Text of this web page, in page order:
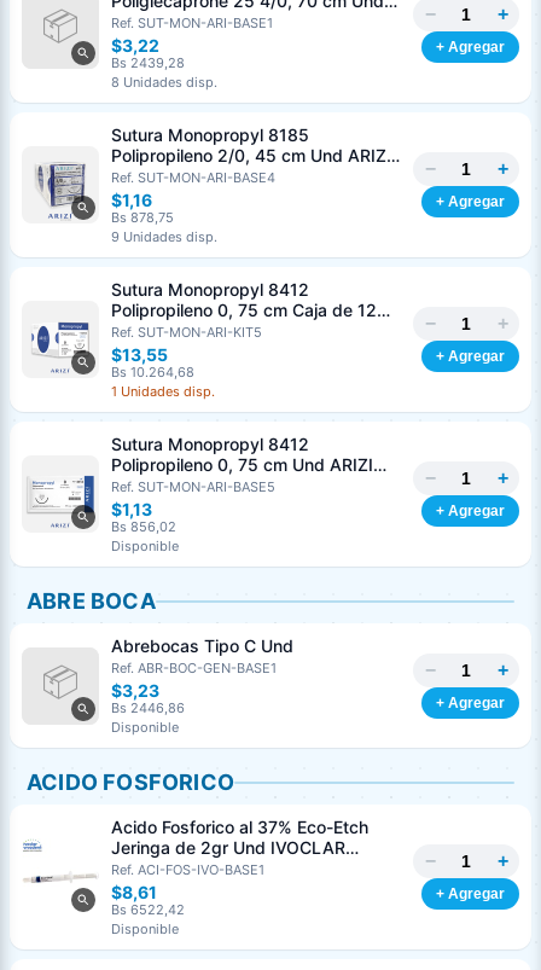
ARIZI Aguja de 3/8 Corte inverso 19
mm
Ref. SUT-MON-ARI-BASE1
$3,22
Bs 2439,28
8 Unidades disp.
− +
+ Agregar
Sutura Monopropyl 8185
Polipropileno 2/0, 45 cm Und ARIZI
Aguja de 3/8 Corte Inverso 26 mm
Ref. SUT-MON-ARI-BASE4
$1,16
Bs 878,75
9 Unidades disp.
− +
+ Agregar
Sutura Monopropyl 8412
Polipropileno 0, 75 cm Caja de 12
Unds ARIZI Aguja de 1/2 Circulo
Punta Conica 26 mm
Ref. SUT-MON-ARI-KIT5
$13,55
Bs 10.264,68
1 Unidades disp.
− +
+ Agregar
Sutura Monopropyl 8412
Polipropileno 0, 75 cm Und ARIZI
Aguja de 1/2 Circulo Punta Conica
26 mm
Ref. SUT-MON-ARI-BASE5
$1,13
Bs 856,02
Disponible
− +
+ Agregar
ABRE BOCA
Abrebocas Tipo C Und
Ref. ABR-BOC-GEN-BASE1
$3,23
Bs 2446,86
Disponible
− +
+ Agregar
ACIDO FOSFORICO
Acido Fosforico al 37% Eco-Etch
Jeringa de 2gr Und IVOCLAR
VIVADENT
Ref. ACI-FOS-IVO-BASE1
$8,61
Bs 6522,42
Disponible
− +
+ Agregar
Completá los datos para emitir el PDF
Nombre o razón social*
Cédula o RIF*
Teléfono (opcional)
Cancelar
Clave